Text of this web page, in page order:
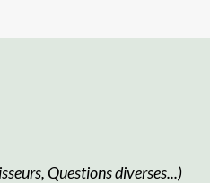
Questions diverses...)